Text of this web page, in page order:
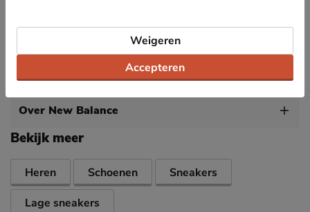
heeft goede grip bij iedere stap.
Specificaties
Over New Balance
Bekijk meer
Heren Schoenen
Sneakers
Lage sneakers
Accepteren
Weigeren